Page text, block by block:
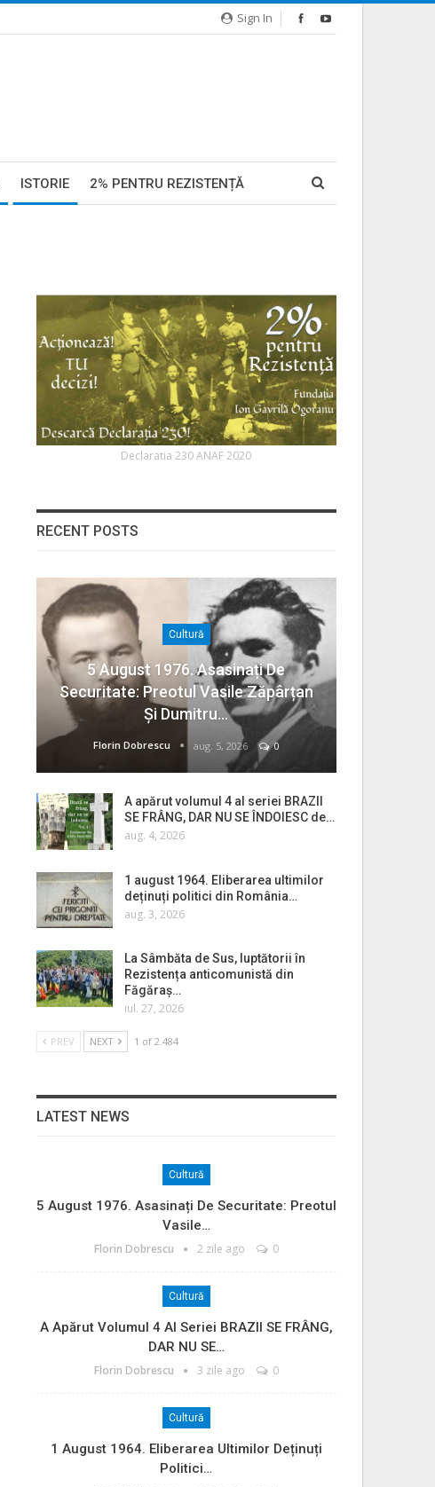
Sign In
ISTORIE 2% PENTRU REZISTENȚĂ
Declaratia 230 ANAF 2020
RECENT POSTS
Cultură
5 August 1976. Asasinați De
Securitate: Preotul Vasile Zăpârțan
Și Dumitru…
Florin Dobrescu aug. 5, 2026 0
A apărut volumul 4 al seriei BRAZII
SE FRÂNG, DAR NU SE ÎNDOIESC de…
aug. 4, 2026
1 august 1964. Eliberarea ultimilor
deținuți politici din România…
aug. 3, 2026
La Sâmbăta de Sus, luptătorii în
Rezistența anticomunistă din
Făgăraș…
iul. 27, 2026
PREV NEXT 1 of 2.484
LATEST NEWS
Cultură
5 August 1976. Asasinați De Securitate: Preotul
Vasile…
Florin Dobrescu 2 zile ago 0
Cultură
A Apărut Volumul 4 Al Seriei BRAZII SE FRÂNG,
DAR NU SE…
Florin Dobrescu 3 zile ago 0
Cultură
1 August 1964. Eliberarea Ultimilor Deținuți
Politici…